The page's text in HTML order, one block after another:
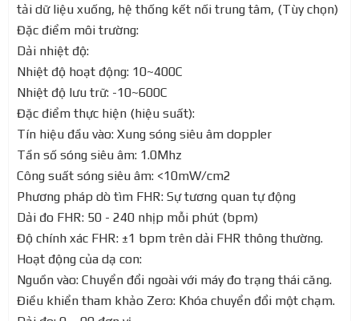
tải dữ liệu xuống, hệ thống kết nối trung tâm, (Tùy chọn)
Đặc điểm môi trường:
Dải nhiệt độ:
Nhiệt độ hoạt động: 10~400C
Nhiệt độ lưu trữ: -10~600C
Đặc điểm thực hiện (hiệu suất):
Tín hiệu đầu vào: Xung sóng siêu âm doppler
Tần số sóng siêu âm: 1.0Mhz
Công suất sóng siêu âm: <10mW/cm2
Phương pháp dò tìm FHR: Sự tương quan tự động
Dải đo FHR: 50 - 240 nhịp mỗi phút (bpm)
Độ chính xác FHR: ±1 bpm trên dải FHR thông thường.
Hoạt động của dạ con:
Nguồn vào: Chuyển đổi ngoài với máy đo trạng thái căng.
Điều khiển tham khảo Zero: Khóa chuyển đổi một chạm.